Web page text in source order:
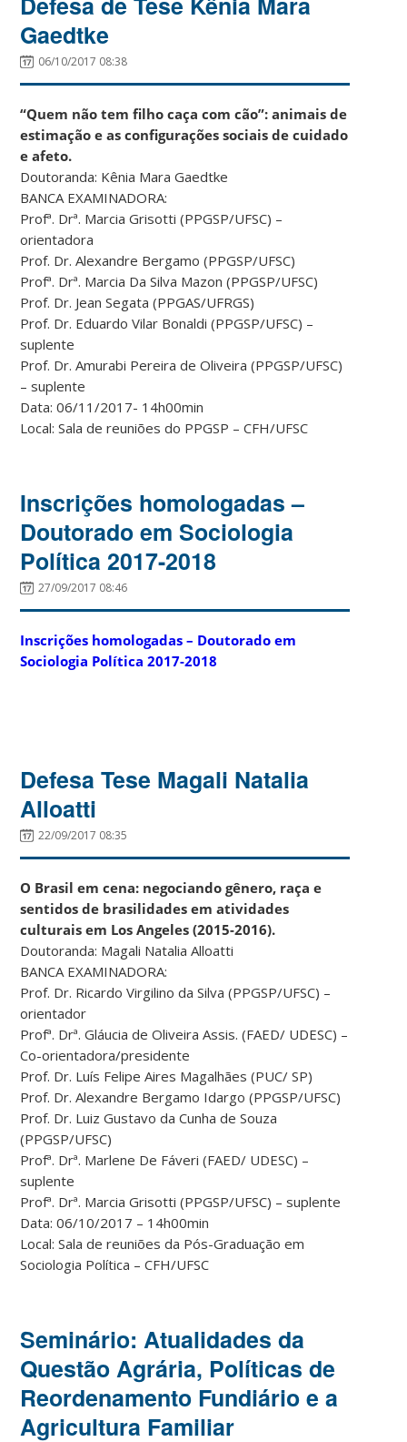
Gaedtke
06/10/2017 08:38
“Quem não tem filho caça com cão”: animais de
estimação e as configurações sociais de cuidado
e afeto.
Doutoranda: Kênia Mara Gaedtke
BANCA EXAMINADORA:
Profª. Drª. Marcia Grisotti (PPGSP/UFSC) –
orientadora
Prof. Dr. Alexandre Bergamo (PPGSP/UFSC)
Profª. Drª. Marcia Da Silva Mazon (PPGSP/UFSC)
Prof. Dr. Jean Segata (PPGAS/UFRGS)
Prof. Dr. Eduardo Vilar Bonaldi (PPGSP/UFSC) –
suplente
Prof. Dr. Amurabi Pereira de Oliveira (PPGSP/UFSC)
– suplente
Data: 06/11/2017- 14h00min
Local: Sala de reuniões do PPGSP – CFH/UFSC
Inscrições homologadas –
Doutorado em Sociologia
Política 2017-2018
27/09/2017 08:46
Inscrições homologadas – Doutorado em
Sociologia Política 2017-2018
Defesa Tese Magali Natalia
Alloatti
22/09/2017 08:35
O Brasil em cena: negociando gênero, raça e
sentidos de brasilidades em atividades
culturais em Los Angeles (2015-2016).
Doutoranda: Magali Natalia Alloatti
BANCA EXAMINADORA:
Prof. Dr. Ricardo Virgilino da Silva (PPGSP/UFSC) –
orientador
Profª. Drª. Gláucia de Oliveira Assis. (FAED/ UDESC) –
Co-orientadora/presidente
Prof. Dr. Luís Felipe Aires Magalhães (PUC/ SP)
Prof. Dr. Alexandre Bergamo Idargo (PPGSP/UFSC)
Prof. Dr. Luiz Gustavo da Cunha de Souza
(PPGSP/UFSC)
Profª. Drª. Marlene De Fáveri (FAED/ UDESC) –
suplente
Profª. Drª. Marcia Grisotti (PPGSP/UFSC) – suplente
Data: 06/10/2017 – 14h00min
Local: Sala de reuniões da Pós-Graduação em
Sociologia Política – CFH/UFSC
Seminário: Atualidades da
Questão Agrária, Políticas de
Reordenamento Fundiário e a
Agricultura Familiar